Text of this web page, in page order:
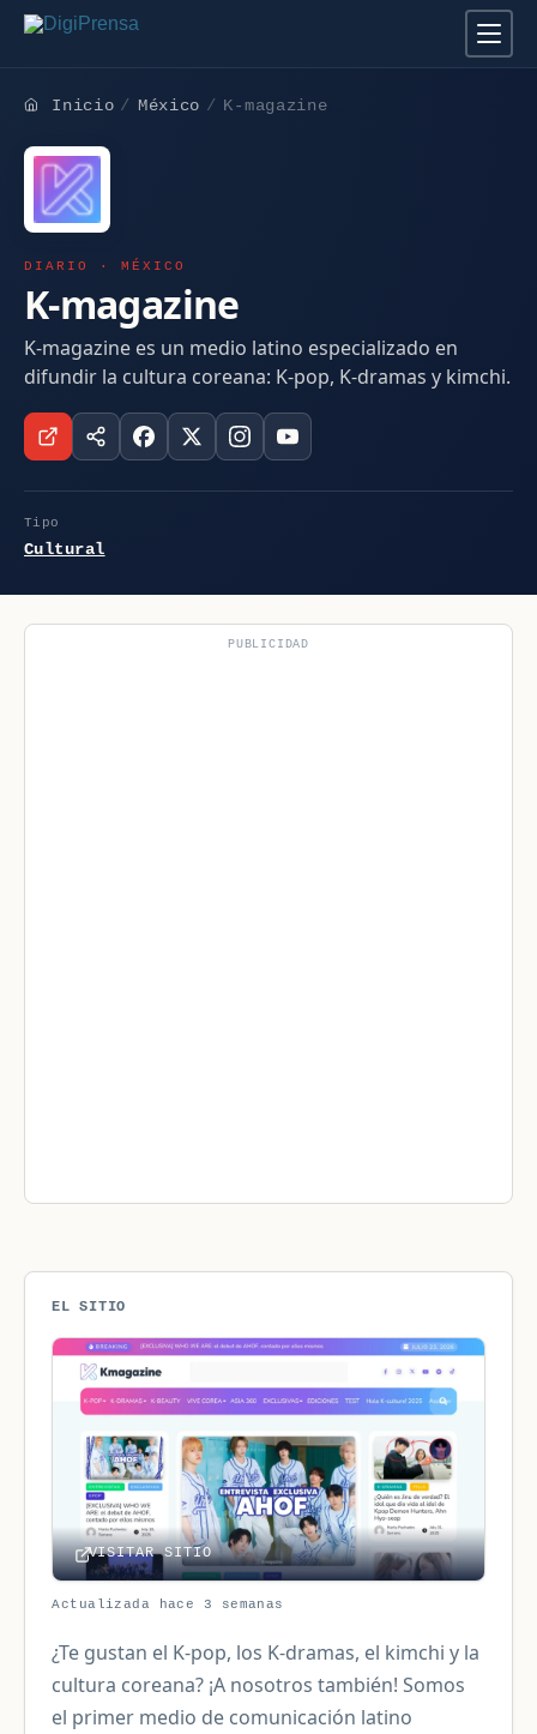
Inicio México K-magazine
DIARIO · MÉXICO
K-magazine
K-magazine es un medio latino especializado en
difundir la cultura coreana: K-pop, K-dramas y kimchi.
Tipo
Cultural
PUBLICIDAD
EL SITIO
VISITAR SITIO
Actualizada hace 3 semanas
¿Te gustan el K-pop, los K-dramas, el kimchi y la
cultura coreana? ¡A nosotros también! Somos
el primer medio de comunicación latino